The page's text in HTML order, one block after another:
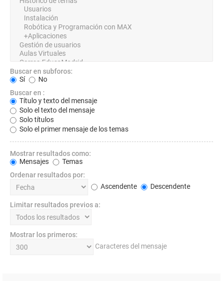
Buscar en subforos:
Sí
No
Buscar en :
Título y texto del mensaje
Solo el texto del mensaje
Solo títulos
Solo el primer mensaje de los temas
Mostrar resultados como:
Mensajes
Temas
Ordenar resultados por:
Ascendente
Descendente
Limitar resultados previos a:
Mostrar los primeros:
Caracteres del mensaje